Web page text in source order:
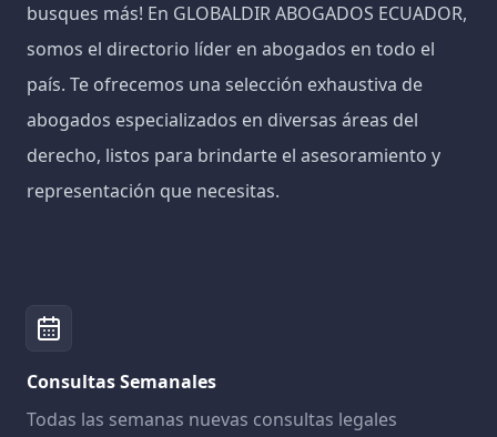
busques más! En GLOBALDIR ABOGADOS ECUADOR,
somos el directorio líder en abogados en todo el
país. Te ofrecemos una selección exhaustiva de
abogados especializados en diversas áreas del
derecho, listos para brindarte el asesoramiento y
representación que necesitas.
Consultas Semanales
Todas las semanas nuevas consultas legales